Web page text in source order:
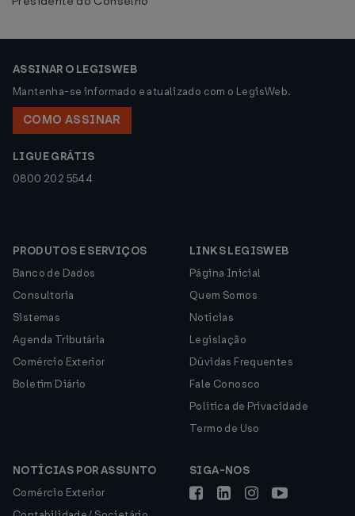
ASSINAR O LEGISWEB
Mantenha-se informado e atualizado com o LegisWeb.
COMO ASSINAR
LIGUE GRÁTIS
0800 202 5544
PRODUTOS E SERVIÇOS
Banco de Dados
Consultoria
Sistemas
Agenda Tributária
Comércio Exterior
Boletim Diário
LINKS LEGISWEB
Página Inicial
Quem Somos
Notícias
Legislação
Dúvidas Frequentes
Fale Conosco
Política de Privacidade
Termo de Uso
NOTÍCIAS POR ASSUNTO
Comércio Exterior
SIGA-NOS